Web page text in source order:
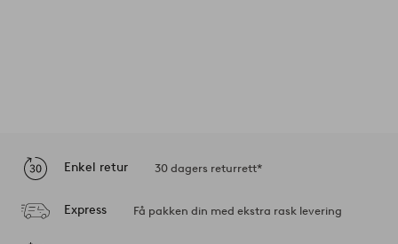
Enkel retur 30 dagers returrett*
Express Få pakken din med ekstra rask levering